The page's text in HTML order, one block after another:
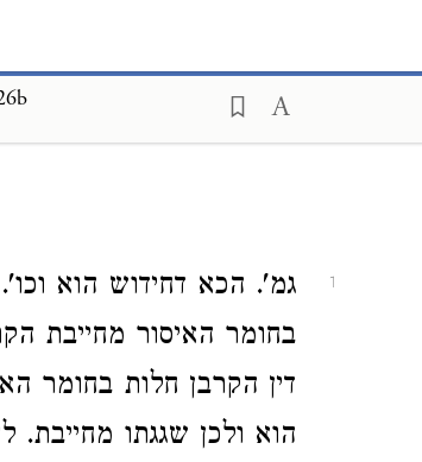
1
גמ'. הכא דחידוש הוא
בחומר האיסור מחייבת
דין הקרבן חלות בחומר
הוא ולכן שגגתו